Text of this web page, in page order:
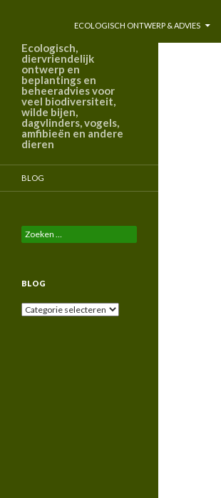
ECOLOGISCH ONTWERP & ADVIES
Ecologisch,
diervriendelijk
ontwerp en
beplantings en
beheeradvies voor
veel biodiversiteit,
wilde bijen,
dagvlinders, vogels,
amfibieën en andere
dieren
BLOG
Zoeken
naar:
BLOG
Blog